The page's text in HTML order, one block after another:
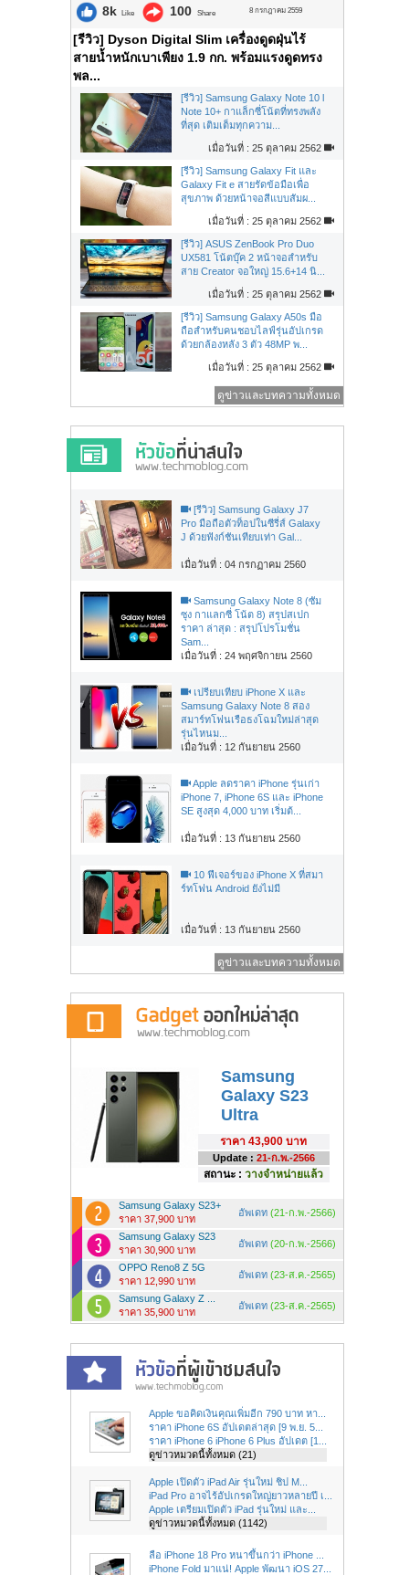
8k Like 100 Share 8 กรกฎาคม 2559
[รีวิว] Dyson Digital Slim เครื่องดูดฝุ่นไร้
สายน้ำหนักเบาเพียง 1.9 กก. พร้อมแรงดูดทรง
พล...
[รีวิว] Samsung Galaxy Note 10 l
Note 10+ กาแล็กซี่โน้ตที่ทรงพลัง
ที่สุด เติมเต็มทุกความ...
เมื่อวันที่ : 25 ตุลาคม 2562
[รีวิว] Samsung Galaxy Fit และ
Galaxy Fit e สายรัดข้อมือเพื่อ
สุขภาพ ด้วยหน้าจอสีแบบสัมผ...
เมื่อวันที่ : 25 ตุลาคม 2562
[รีวิว] ASUS ZenBook Pro Duo
UX581 โน้ตบุ๊ค 2 หน้าจอสำหรับ
สาย Creator จอใหญ่ 15.6+14 นิ...
เมื่อวันที่ : 25 ตุลาคม 2562
[รีวิว] Samsung Galaxy A50s มือ
ถือสำหรับคนชอบไลฟ์รุ่นอัปเกรด
ด้วยกล้องหลัง 3 ตัว 48MP พ...
เมื่อวันที่ : 25 ตุลาคม 2562
ดูข่าวและบทความทั้งหมด
[รีวิว] Samsung Galaxy J7
Pro มือถือตัวท็อปในซีรี่ส์ Galaxy
J ด้วยฟังก์ชันเทียบเท่า Gal...
เมื่อวันที่ : 04 กรกฏาคม 2560
Samsung Galaxy Note 8 (ซัม
ซุง กาแลกซี่ โน้ต 8) สรุปสเปก
ราคา ล่าสุด : สรุปโปรโมชั่น
Sam...
เมื่อวันที่ : 24 พฤศจิกายน 2560
เปรียบเทียบ iPhone X และ
Samsung Galaxy Note 8 สอง
สมาร์ทโฟนเรือธงโฉมใหม่ล่าสุด
รุ่นไหนม...
เมื่อวันที่ : 12 กันยายน 2560
Apple ลดราคา iPhone รุ่นเก่า
iPhone 7, iPhone 6S และ iPhone
SE สูงสุด 4,000 บาท เริ่มต้...
เมื่อวันที่ : 13 กันยายน 2560
10 ฟีเจอร์ของ iPhone X ที่สมา
ร์ทโฟน Android ยังไม่มี
เมื่อวันที่ : 13 กันยายน 2560
ดูข่าวและบทความทั้งหมด
Samsung
Galaxy S23
Ultra
ราคา 43,900 บาท
Update : 21-ก.พ.-2566
สถานะ : วางจำหน่ายแล้ว
Samsung Galaxy S23+
ราคา 37,900 บาท
อัพเดท (21-ก.พ.-2566)
Samsung Galaxy S23
ราคา 30,900 บาท
อัพเดท (20-ก.พ.-2566)
OPPO Reno8 Z 5G
ราคา 12,990 บาท
อัพเดท (23-ส.ค.-2565)
Samsung Galaxy Z ...
ราคา 35,900 บาท
อัพเดท (23-ส.ค.-2565)
Apple ขอคิดเงินคุณเพิ่มอีก 790 บาท หา...
ราคา iPhone 6S อัปเดตล่าสุด [9 พ.ย. 5...
ราคา iPhone 6 iPhone 6 Plus อัปเดต [1...
ดูข่าวหมวดนี้ทั้งหมด (21)
Apple เปิดตัว iPad Air รุ่นใหม่ ชิป M...
iPad Pro อาจไร้อัปเกรดใหญ่ยาวหลายปี เ...
Apple เตรียมเปิดตัว iPad รุ่นใหม่ และ...
ดูข่าวหมวดนี้ทั้งหมด (1142)
ลือ iPhone 18 Pro หนาขึ้นกว่า iPhone ...
iPhone Fold มาแน่! Apple พัฒนา iOS 27...